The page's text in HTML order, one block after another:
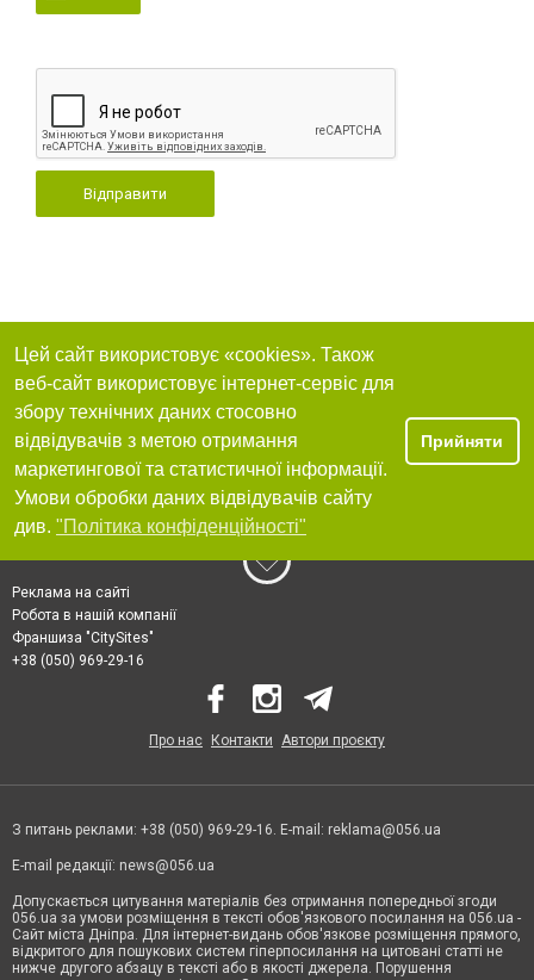
Відправити
Цей сайт використовує «cookies». Також
веб-сайт використовує інтернет-сервіс для
збору технічних даних стосовно
відвідувачів з метою отримання
маркетингової та статистичної інформації.
Умови обробки даних відвідувачів сайту
див. "Політика конфіденційності"
Прийняти
Реклама на сайті
Робота в нашій компанії
Франшиза "CitySites"
+38 (050) 969-29-16
Про нас Контакти Автори проєкту
З питань реклами: +38 (050) 969-29-16. E-mail: reklama@056.ua
E-mail редакції: news@056.ua
Допускається цитування матеріалів без отримання попередньої згоди
056.ua за умови розміщення в тексті обов'язкового посилання на 056.ua -
Сайт міста Дніпра. Для інтернет-видань обов'язкове розміщення прямого,
відкритого для пошукових систем гіперпосилання на цитовані статті не
нижче другого абзацу в тексті або в якості джерела. Порушення